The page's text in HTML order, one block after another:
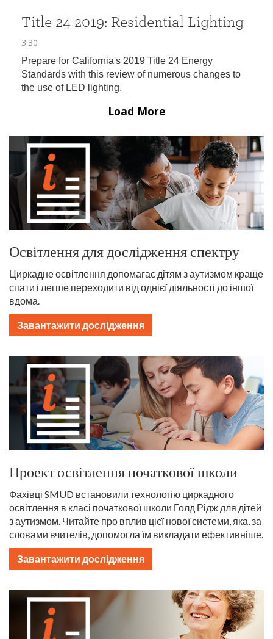
Освітлення для дослідження спектру
Циркадне освітлення допомагає дітям з аутизмом краще
спати і легше переходити від однієї діяльності до іншої
вдома.
Завантажити дослідження
Проект освітлення початкової школи
Фахівці SMUD встановили технологію циркадного
освітлення в класі початкової школи Голд Рідж для дітей
з аутизмом. Читайте про вплив цієї нової системи, яка, за
словами вчителів, допомогла їм викладати ефективніше.
Завантажити дослідження